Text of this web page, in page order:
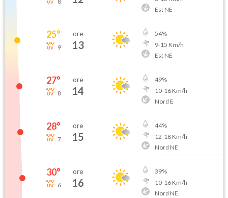
Est NE
25°
9
ore
13
54%
9-15 Km/h
Est NE
27°
8
ore
14
49%
10-16Km/h
Nord E
28°
7
ore
15
44%
12-18Km/h
Nord NE
30°
6
ore
16
39%
10-16Km/h
Nord NE